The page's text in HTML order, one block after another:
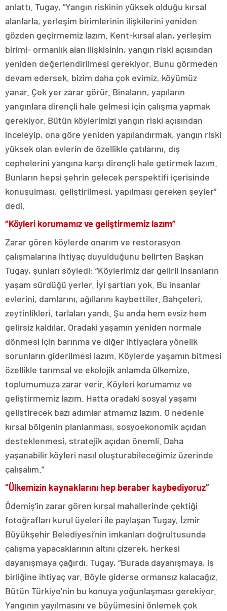
anlattı. Tugay, “Yangın riskinin yüksek olduğu kırsal
alanlarla, yerleşim birimlerinin ilişkilerini yeniden
gözden geçirmemiz lazım. Kent-kırsal alan, yerleşim
birimi- ormanlık alan ilişkisinin, yangın riski açısından
yeniden değerlendirilmesi gerekiyor. Bunu görmeden
devam edersek, bizim daha çok evimiz, köyümüz
yanar. Çok yer zarar görür. Binaların, yapıların
yangınlara dirençli hale gelmesi için çalışma yapmak
gerekiyor. Bütün köylerimizi yangın riski açısından
inceleyip, ona göre yeniden yapılandırmak, yangın riski
yüksek olan evlerin de özellikle çatılarını, dış
cephelerini yangına karşı dirençli hale getirmek lazım.
Bunların hepsi şehrin gelecek perspektifi içerisinde
konuşulması, geliştirilmesi, yapılması gereken şeyler”
dedi.
“Köyleri korumamız ve geliştirmemiz lazım”
Zarar gören köylerde onarım ve restorasyon
çalışmalarına ihtiyaç duyulduğunu belirten Başkan
Tugay, şunları söyledi: “Köylerimiz dar gelirli insanların
yaşam sürdüğü yerler. İyi şartları yok. Bu insanlar
evlerini, damlarını, ağıllarını kaybettiler. Bahçeleri,
zeytinlikleri, tarlaları yandı. Şu anda hem evsiz hem
gelirsiz kaldılar. Oradaki yaşamın yeniden normale
dönmesi için barınma ve diğer ihtiyaçlara yönelik
sorunların giderilmesi lazım. Köylerde yaşamın bitmesi
özellikle tarımsal ve ekolojik anlamda ülkemize,
toplumumuza zarar verir. Köyleri korumamız ve
geliştirmemiz lazım. Hatta oradaki sosyal yaşamı
geliştirecek bazı adımlar atmamız lazım. O nedenle
kırsal bölgenin planlanması, sosyoekonomik açıdan
desteklenmesi, stratejik açıdan önemli. Daha
yaşanabilir köyleri nasıl oluşturabileceğimiz üzerinde
çalışalım.”
“Ülkemizin kaynaklarını hep beraber kaybediyoruz”
Ödemiş’in zarar gören kırsal mahallerinde çektiği
fotoğrafları kurul üyeleri ile paylaşan Tugay, İzmir
Büyükşehir Belediyesi’nin imkanları doğrultusunda
çalışma yapacaklarının altını çizerek, herkesi
dayanışmaya çağırdı. Tugay, “Burada dayanışmaya, iş
birliğine ihtiyaç var. Böyle giderse ormansız kalacağız.
Bütün Türkiye’nin bu konuya yoğunlaşması gerekiyor.
Yangının yayılmasını ve büyümesini önlemek çok